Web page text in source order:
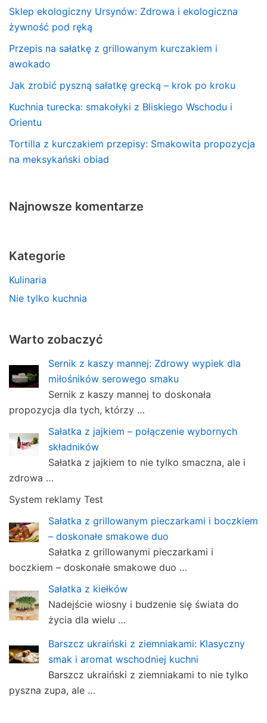
Sklep ekologiczny Ursynów: Zdrowa i ekologiczna
żywność pod ręką
Przepis na sałatkę z grillowanym kurczakiem i
awokado
Jak zrobić pyszną sałatkę grecką – krok po kroku
Kuchnia turecka: smakołyki z Bliskiego Wschodu i
Orientu
Tortilla z kurczakiem przepisy: Smakowita propozycja
na meksykański obiad
Najnowsze komentarze
Kategorie
Kulinaria
Nie tylko kuchnia
Warto zobaczyć
Sernik z kaszy mannej: Zdrowy wypiek dla
miłośników serowego smaku
Sernik z kaszy mannej to doskonała
propozycja dla tych, którzy …
Sałatka z jajkiem – połączenie wybornych
składników
Sałatka z jajkiem to nie tylko smaczna, ale i
zdrowa …
System reklamy Test
Sałatka z grillowanym pieczarkami i boczkiem
– doskonałe smakowe duo
Sałatka z grillowanymi pieczarkami i
boczkiem – doskonałe smakowe duo …
Sałatka z kiełków
Nadejście wiosny i budzenie się świata do
życia dla wielu …
Barszcz ukraiński z ziemniakami: Klasyczny
smak i aromat wschodniej kuchni
Barszcz ukraiński z ziemniakami to nie tylko
pyszna zupa, ale …